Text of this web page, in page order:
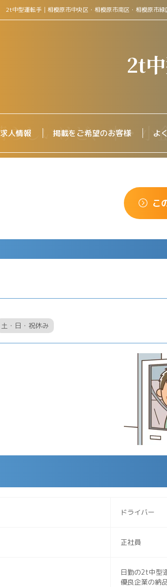
2t中型運転手｜相模原市中央区・相模原市南区・相模原市
2t
求人情報 掲載をご希望のお客様 よ
こ
土・日・祝休み
ドライバー
正社員
日勤の2t中型
優良企業の納